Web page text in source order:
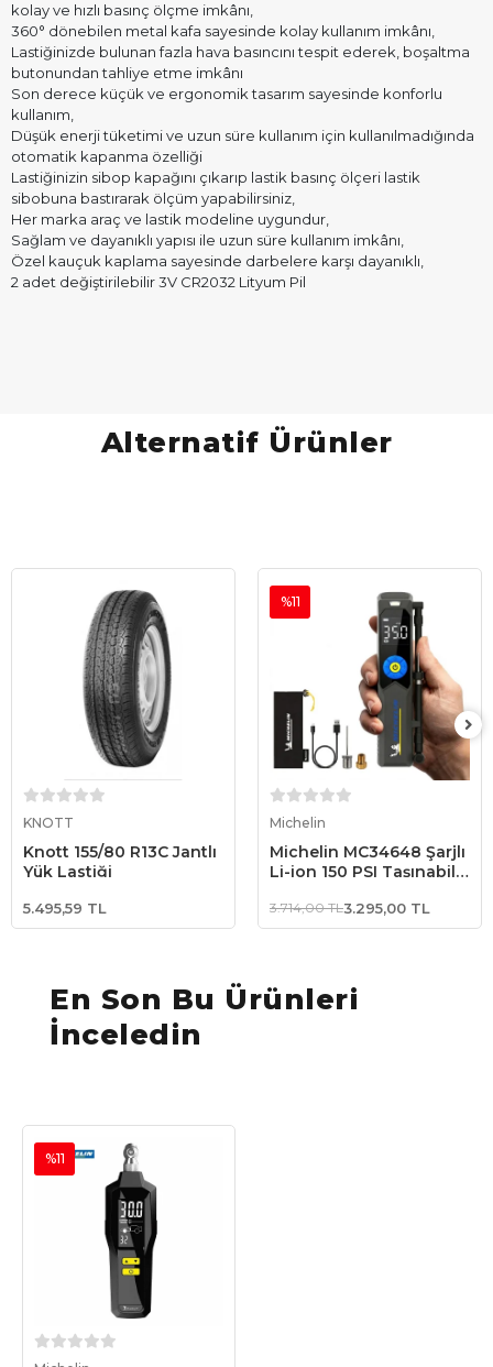
kolay ve hızlı basınç ölçme imkânı,
360° dönebilen metal kafa sayesinde kolay kullanım imkânı,
Lastiğinizde bulunan fazla hava basıncını tespit ederek, boşaltma
butonundan tahliye etme imkânı
Son derece küçük ve ergonomik tasarım sayesinde konforlu
kullanım,
Düşük enerji tüketimi ve uzun süre kullanım için kullanılmadığında
otomatik kapanma özelliği
Lastiğinizin sibop kapağını çıkarıp lastik basınç ölçeri lastik
sibobuna bastırarak ölçüm yapabilirsiniz,
Her marka araç ve lastik modeline uygundur,
Sağlam ve dayanıklı yapısı ile uzun süre kullanım imkânı,
Özel kauçuk kaplama sayesinde darbelere karşı dayanıklı,
2 adet değiştirilebilir 3V CR2032 Lityum Pil
Alternatif Ürünler
KNOTT
Knott 155/80 R13C Jantlı
Yük Lastiği
5.495,59 TL
Michelin
Michelin MC34648 Şarjlı
Li-ion 150 PSI Taşınabilir
Led Aydınlatmalı Lastik
Şişirme Pompası
%11
3.714,00 TL3.295,00 TL
En Son Bu Ürünleri
İnceledin
%11